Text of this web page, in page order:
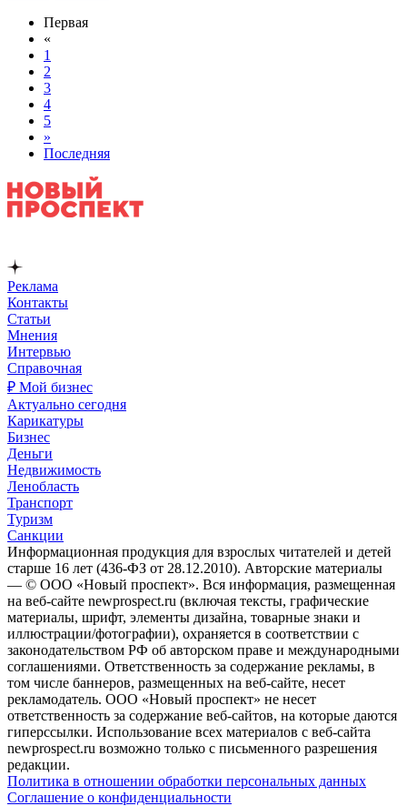
Первая
«
1
2
3
4
5
»
Последняя
Реклама
Контакты
Статьи
Мнения
Интервью
Справочная
₽ Мой бизнес
Актуально сегодня
Карикатуры
Бизнес
Деньги
Недвижимость
Ленобласть
Транспорт
Туризм
Санкции
Информационная продукция для взрослых читателей и детей
старше 16 лет (436-ФЗ от 28.12.2010). Авторские материалы
— © ООО «Новый проспект». Вся информация, размещенная
на веб-сайте newprospect.ru (включая тексты, графические
материалы, шрифт, элементы дизайна, товарные знаки и
иллюстрации/фотографии), охраняется в соответствии с
законодательством РФ об авторском праве и международными
соглашениями. Ответственность за содержание рекламы, в
том числе баннеров, размещенных на веб-сайте, несет
рекламодатель. ООО «Новый проспект» не несет
ответственность за содержание веб-сайтов, на которые даются
гиперссылки. Использование всех материалов с веб-сайта
newprospect.ru возможно только с письменного разрешения
редакции.
Политика в отношении обработки персональных данных
Соглашение о конфиденциальности